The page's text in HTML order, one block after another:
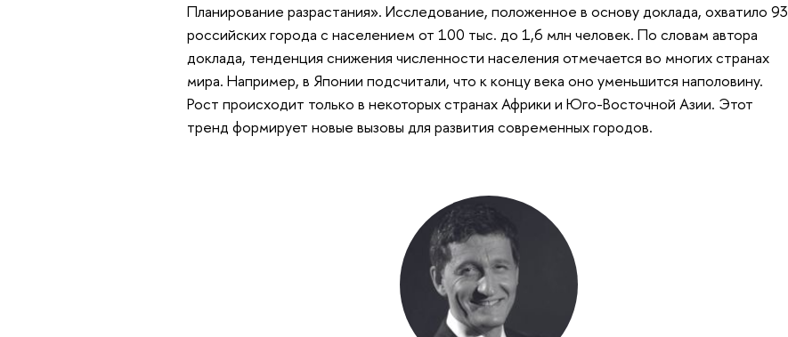
Планирование разрастания». Исследование, положенное в основу доклада, охватило 93
российских города с населением от 100 тыс. до 1,6 млн человек. По словам автора
доклада, тенденция снижения численности населения отмечается во многих странах
мира. Например, в Японии подсчитали, что к концу века оно уменьшится наполовину.
Рост происходит только в некоторых странах Африки и Юго-Восточной Азии. Этот
тренд формирует новые вызовы для развития современных городов.